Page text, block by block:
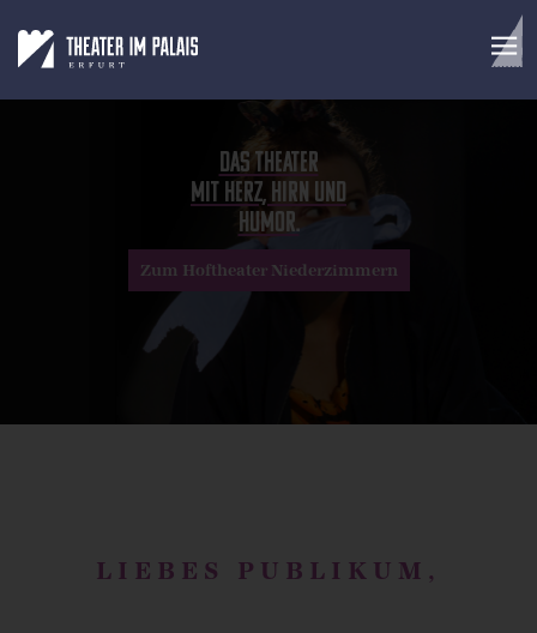
Das Theater
mit Herz, Hirn und
Humor.
Zum Hoftheater Niederzimmern
LIEBES PUBLIKUM,